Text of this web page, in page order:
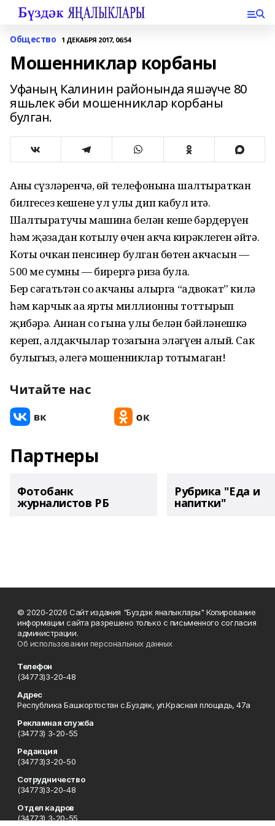
Общество 1 ДЕКАБРЯ 2017, 06:54
Мошенниклар корбаны
Уфаның Калинин районында яшәүче 80
яшьлек әби мошенниклар корбаны
булган.
Аның сүзләренчә, өй телефонына шалтыраткан
билгесез кешене ул улы дип кабул итә.
Шалтыратучы машина белән кеше бәрдерүен
һәм җәзадан котылу өчен акча кирәклеген әйтә.
Коты очкан пенсинер булган бөтен акчасын —
500 мең сумны — бирергә риза була.
Бер сәгатьтән соң акчаны алырга “адвокат” килә
һәм карчык аңа ярты миллионны тоттырып
җибәрә. Аннан соң гына улы белән бәйләнешкә
кереп, алдакчылар тозагына эләгүен аңлый. Сак
булыгыз, әлегә мошенниклар тотымаган!
Читайте нас
Партнеры
Фотобанк
журналистов РБ
Рубрика "Еда и
напитки"
© 2020-2026 Сайт издания "Буздэк яналыклары" Копирование
информации сайта разрешено только с письменного согласия
администрации.
Об использовании персональных данных
Телефон
(34773)3-20-48
Адрес
Республика Башкортостан с.Буздяк, ул.Красная площадь, 47а
Рекламная служба
(34773) 3-20-55
Редакция
(34773)3-20-50
Сотрудничество
(34773)3-20-48
Отдел кадров
(34773) 3-20-55